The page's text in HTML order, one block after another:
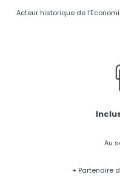
Acteur historique de
Au
+ Partenaire